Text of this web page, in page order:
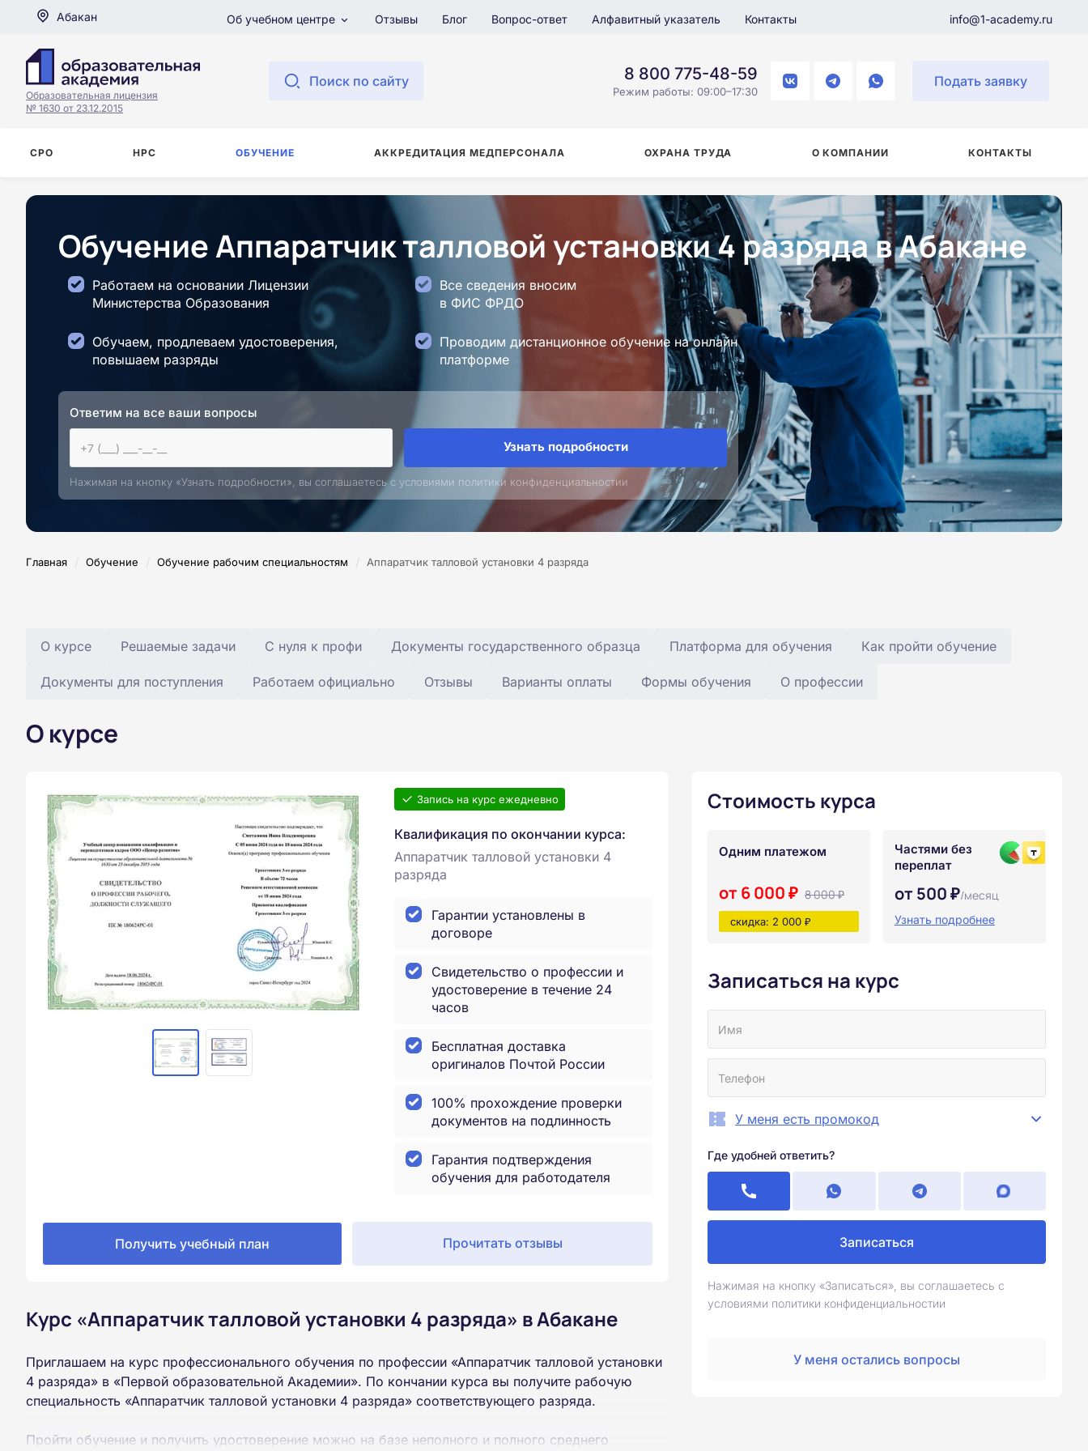
Абакан Об учебном центре Отзывы Блог Вопрос-ответ Алфавитный указатель Контакты info@1-academy.ru
Образовательная лицензия
№ 1630 от 23.12.2015
Поиск по сайту 8 800 775-48-59
Режим работы: 09:00–17:30
Подать заявку
СРО НРС ОБУЧЕНИЕ АККРЕДИТАЦИЯ МЕДПЕРСОНАЛА ОХРАНА ТРУДА О КОМПАНИИ КОНТАКТЫ
Обучение Аппаратчик талловой установки 4 разряда в Абакане
Работаем на основании Лицензии
Министерства Образования
Все сведения вносим
в ФИС ФРДО
Обучаем, продлеваем удостоверения,
повышаем разряды
Проводим дистанционное обучение на онлайн
платформе
Ответим на все ваши вопросы
Узнать подробности
Нажимая на кнопку «Узнать подробности», вы соглашаетесь с условиями политики конфиденциальностии
Главная / Обучение / Обучение рабочим специальностям / Аппаратчик талловой установки 4 разряда
О курсе Решаемые задачи С нуля к профи Документы государственного образца Платформа для обучения Как пройти обучение
Документы для поступления Работаем официально Отзывы Варианты оплаты Формы обучения О профессии
О курсе
Запись на курс ежедневно
Квалификация по окончании курса:
Аппаратчик талловой установки 4
разряда
Гарантии установлены в
договоре
Свидетельство о профессии и
удостоверение в течение 24
часов
Бесплатная доставка
оригиналов Почтой России
100% прохождение проверки
документов на подлинность
Гарантия подтверждения
обучения для работодателя
Получить учебный план Прочитать отзывы
Курс «Аппаратчик талловой установки 4 разряда» в Абакане
Приглашаем на курс профессионального обучения по профессии «Аппаратчик талловой установки
4 разряда» в «Первой образовательной Академии». По кончании курса вы получите рабочую
специальность «Аппаратчик талловой установки 4 разряда» соответствующего разряда.
Пройти обучение и получить удостоверение можно на базе неполного и полного среднего
Стоимость курса
Одним платежом
от 6 000 ₽ 8 000 ₽
скидка: 2 000 ₽
Частями без
переплат
от 500 ₽/месяц
Узнать подробнее
Записаться на курс
У меня есть промокод
Где удобней ответить?
Записаться
Нажимая на кнопку «Записаться», вы соглашаетесь с
условиями политики конфиденциальностии
У меня остались вопросы